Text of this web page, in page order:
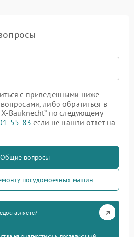
с приведенными ниже
либо обратиться в
Bauknecht” по следующему
55-83 если не нашли ответ на
Общие вопросы
посудомоечных машин